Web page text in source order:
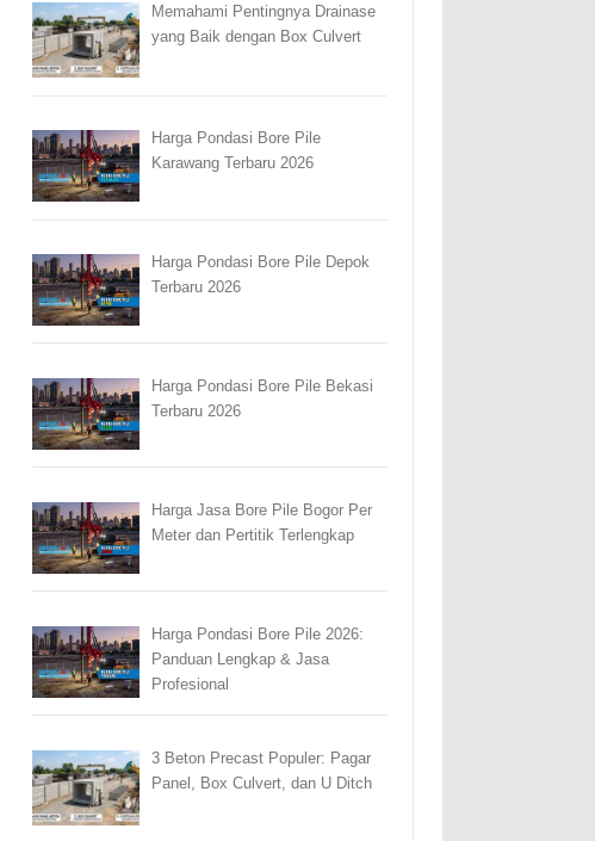
Memahami Pentingnya Drainase
yang Baik dengan Box Culvert
Harga Pondasi Bore Pile
Karawang Terbaru 2026
Harga Pondasi Bore Pile Depok
Terbaru 2026
Harga Pondasi Bore Pile Bekasi
Terbaru 2026
Harga Jasa Bore Pile Bogor Per
Meter dan Pertitik Terlengkap
Harga Pondasi Bore Pile 2026:
Panduan Lengkap & Jasa
Profesional
3 Beton Precast Populer: Pagar
Panel, Box Culvert, dan U Ditch